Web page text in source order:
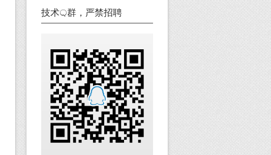
技术Q群，严禁招聘